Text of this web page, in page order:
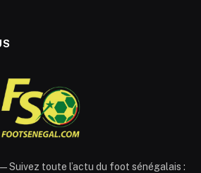
— Suivez toute l’actu du foot sénégalais :